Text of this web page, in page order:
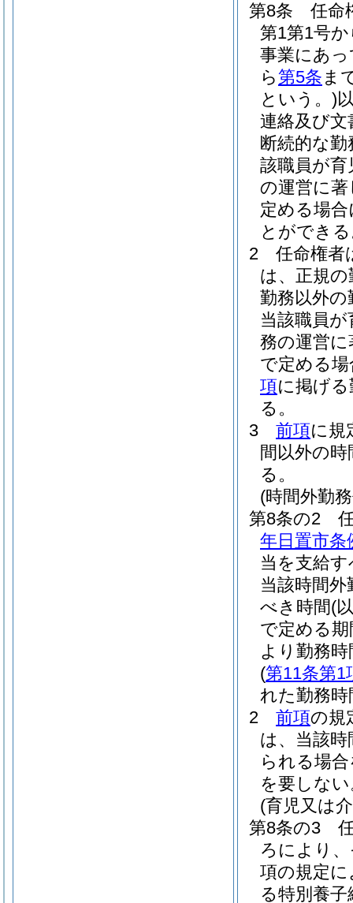
第8条
任命
第1第1号
事業にあ
ら第5条 ま
という。)
連絡及び
断続的な
該職員が
の運営に
定める場
とができ
2
任命権者
は、正規
勤務以外
当該職員
務の運営
で定める
項に掲げ
る。
3
前項に規
間以外の
る。
(時間外勤
第8条の2
年日置市条
当を支給
当該時間
べき時間(
で定める
より勤務
(第11条第1
れた勤務
2
前項の規
は、当該
られる場
を要しな
(育児又は
第8条の3
ろにより
項の規定
る特別養